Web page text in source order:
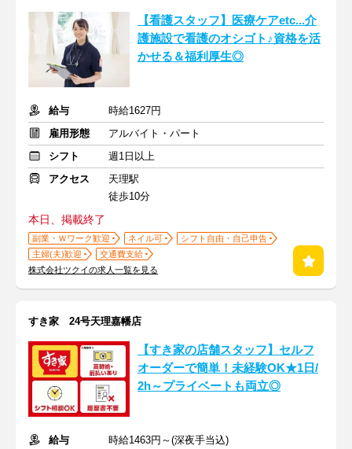
【看護スタッフ】医療ケアetc...介
護施設で看護のオシゴト♪資格を活
かせる＆福利厚生◎
給与
時給1627円
雇用形態
アルバイト・パート
シフト
週1日以上
アクセス
天理駅
徒歩10分
本日、掲載終了
副業・Ｗワーク歓迎 ネイル可
シフト自由・自己申告
主婦(夫)歓迎
交通費支給
株式会社ツクイの求人一覧を見る
すき家 24号天理嘉幡店
【すき家の店舗スタッフ】セルフ
オーダーで簡単！未経験OK★1日/
2h～プライベートも両立◎
給与
時給1463円～(深夜手当込)